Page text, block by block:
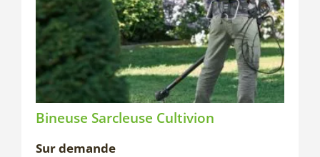
Bineuse Sarcleuse Cultivion
Sur demande